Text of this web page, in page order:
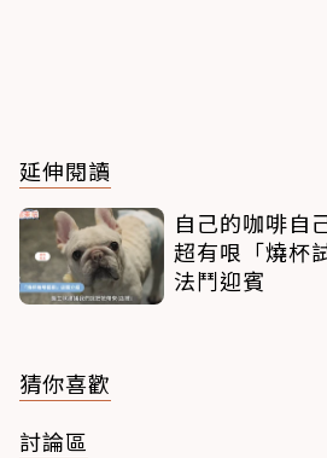
延伸閱讀
自己的咖啡自
超有哏「燒杯
法鬥迎賓
猜你喜歡
討論區